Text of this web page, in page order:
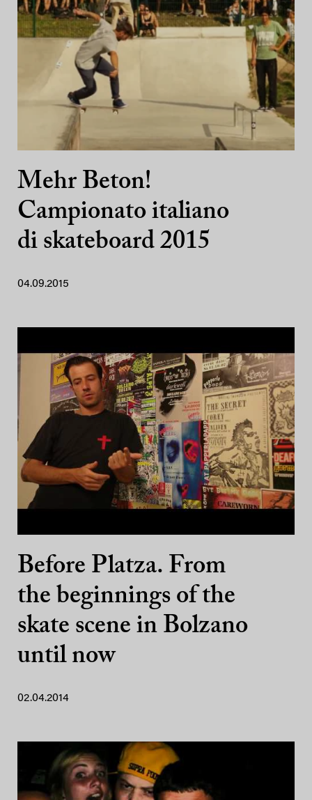
Mehr Beton!
Campionato italiano
di skateboard 2015
04.09.2015
Before Platza. From
the beginnings of the
skate scene in Bolzano
until now
02.04.2014